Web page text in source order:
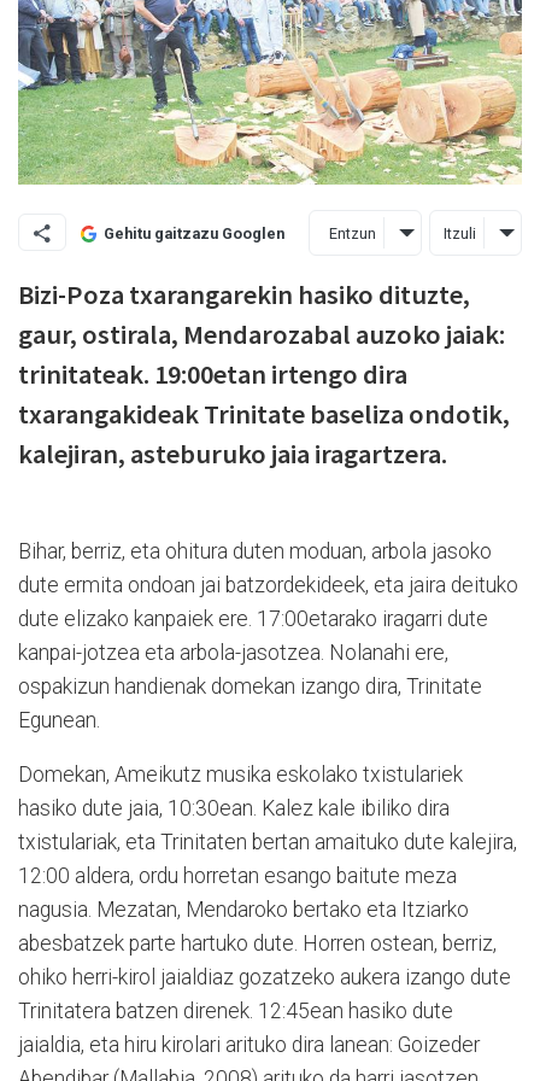
Gehitu gaitzazu Googlen Entzun Itzuli
Bizi-Poza txarangarekin hasiko dituzte,
gaur, ostirala, Mendarozabal auzoko jaiak:
trinitateak. 19:00etan irtengo dira
txarangakideak Trinitate baseliza ondotik,
kalejiran, asteburuko jaia iragartzera.
Bihar, berriz, eta ohitura duten moduan, arbola jasoko
dute ermita ondoan jai batzordekideek, eta jaira deituko
dute elizako kanpaiek ere. 17:00etarako iragarri dute
kanpai-jotzea eta arbola-jasotzea. Nolanahi ere,
ospakizun handienak domekan izango dira, Trinitate
Egunean.
Domekan, Ameikutz musika eskolako txistulariek
hasiko dute jaia, 10:30ean. Kalez kale ibiliko dira
txistulariak, eta Trinitaten bertan amaituko dute kalejira,
12:00 aldera, ordu horretan esango baitute meza
nagusia. Mezatan, Mendaroko bertako eta Itziarko
abesbatzek parte hartuko dute. Horren ostean, berriz,
ohiko herri-kirol jaialdiaz gozatzeko aukera izango dute
Trinitatera batzen direnek. 12:45ean hasiko dute
jaialdia, eta hiru kirolari arituko dira lanean: Goizeder